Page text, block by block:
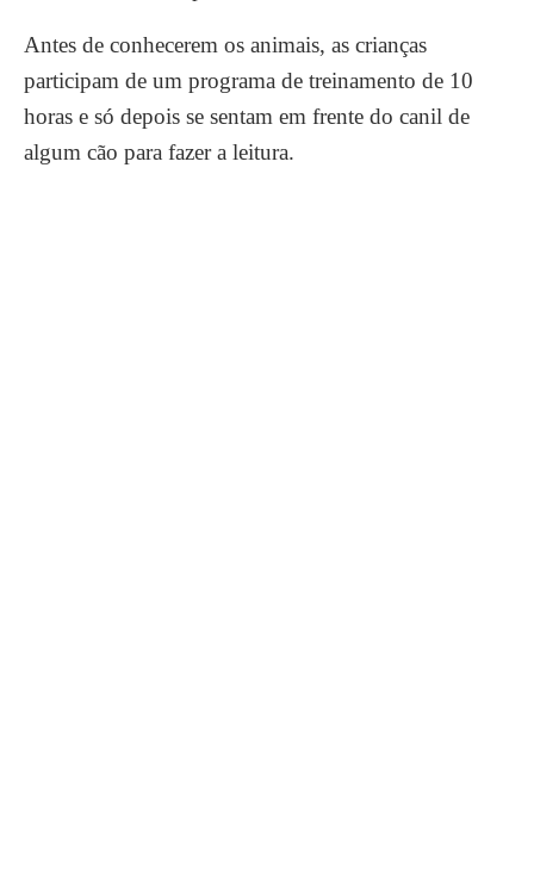
Antes de conhecerem os animais, as crianças
participam de um programa de treinamento de 10
horas e só depois se sentam em frente do canil de
algum cão para fazer a leitura.